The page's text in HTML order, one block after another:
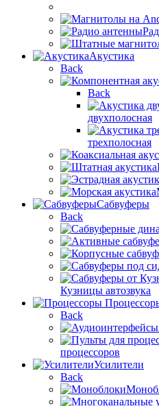
Акустика
Back
Back
двухполосная
трехполосная
Сабвуферы
Back
Кузницы автозвука
Back
процессоров
Усилители
Back